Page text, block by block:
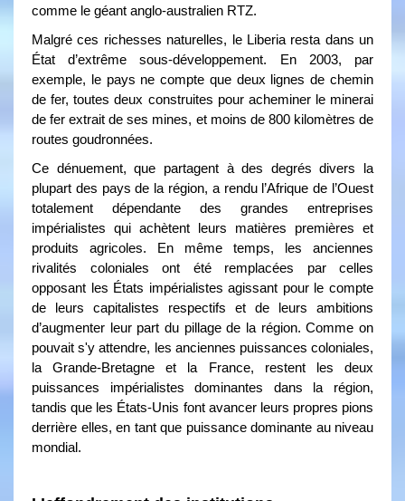
comme le géant anglo-australien RTZ.
Malgré ces richesses naturelles, le Liberia resta dans un
État d’extrême sous-développement. En 2003, par
exemple, le pays ne compte que deux lignes de chemin
de fer, toutes deux construites pour acheminer le minerai
de fer extrait de ses mines, et moins de 800 kilomètres de
routes goudronnées.
Ce dénuement, que partagent à des degrés divers la
plupart des pays de la région, a rendu l’Afrique de l’Ouest
totalement dépendante des grandes entreprises
impérialistes qui achètent leurs matières premières et
produits agricoles. En même temps, les anciennes
rivalités coloniales ont été remplacées par celles
opposant les États impérialistes agissant pour le compte
de leurs capitalistes respectifs et de leurs ambitions
d’augmenter leur part du pillage de la région. Comme on
pouvait s'y attendre, les anciennes puissances coloniales,
la Grande-Bretagne et la France, restent les deux
puissances impérialistes dominantes dans la région,
tandis que les États-Unis font avancer leurs propres pions
derrière elles, en tant que puissance dominante au niveau
mondial.